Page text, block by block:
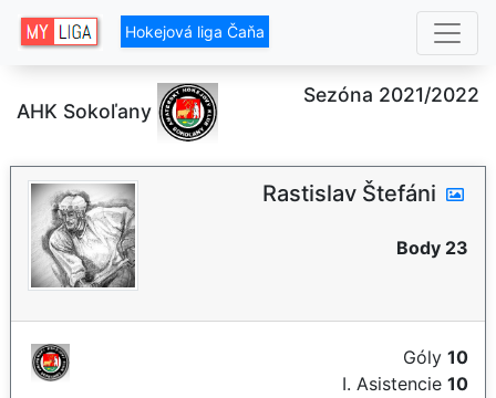
Hokejová liga Čaňa
AHK Sokoľany
Sezóna 2021/2022
Rastislav Štefáni
Body 23
Góly 10
I. Asistencie 10